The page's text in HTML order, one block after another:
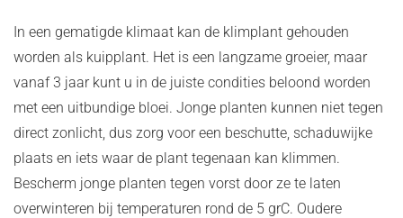
In een gematigde klimaat kan de klimplant gehouden
worden als kuipplant. Het is een langzame groeier, maar
vanaf 3 jaar kunt u in de juiste condities beloond worden
met een uitbundige bloei. Jonge planten kunnen niet tegen
direct zonlicht, dus zorg voor een beschutte, schaduwijke
plaats en iets waar de plant tegenaan kan klimmen.
Bescherm jonge planten tegen vorst door ze te laten
overwinteren bij temperaturen rond de 5 grC. Oudere